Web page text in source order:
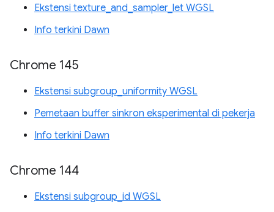
Ekstensi texture_and_sampler_let WGSL
Info terkini Dawn
Chrome 145
Ekstensi subgroup_uniformity WGSL
Pemetaan buffer sinkron eksperimental di pekerja
Info terkini Dawn
Chrome 144
Ekstensi subgroup_id WGSL